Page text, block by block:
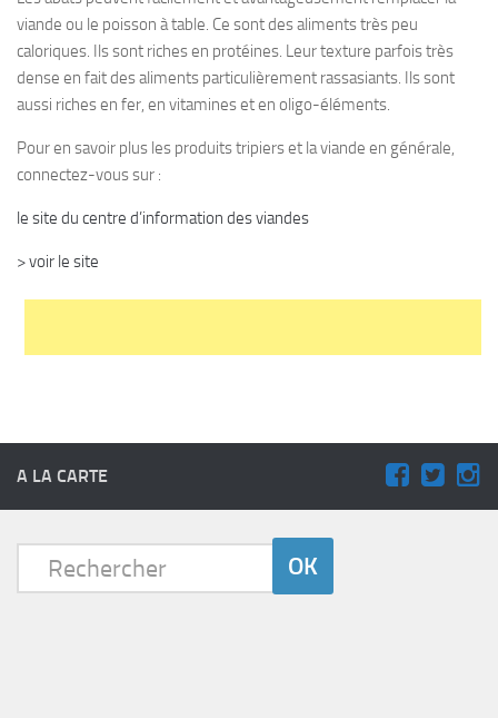
viande ou le poisson à table. Ce sont des aliments très peu
caloriques. Ils sont riches en protéines. Leur texture parfois très
dense en fait des aliments particulièrement rassasiants. Ils sont
aussi riches en fer, en vitamines et en oligo-éléments.
Pour en savoir plus les produits tripiers et la viande en générale,
connectez-vous sur :
le site du centre d’information des viandes
> voir le site
A LA CARTE